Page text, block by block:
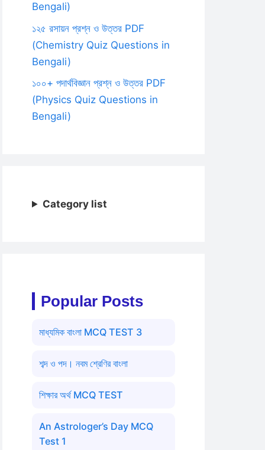
Bengali)
১২৫ রসায়ন প্রশ্ন ও উত্তর PDF
(Chemistry Quiz Questions in
Bengali)
১০০+ পদার্থবিজ্ঞান প্রশ্ন ও উত্তর PDF
(Physics Quiz Questions in
Bengali)
Category list
Popular Posts
মাধ্যমিক বাংলা MCQ TEST 3
শব্দ ও পদ। নবম শ্রেণির বাংলা
শিক্ষার অর্থ MCQ TEST
An Astrologer’s Day MCQ
Test 1